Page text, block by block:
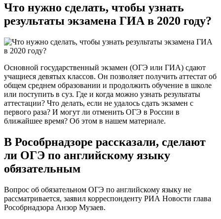
Что нужно сделать, чтобы узнать
результаты экзамена ГИА в 2020 году?
Основной государственный экзамен (ОГЭ или ГИА) сдают
учащиеся девятых классов. Он позволяет получить аттестат об
общем среднем образовании и продолжить обучение в школе
или поступить в суз. Где и когда можно узнать результаты
аттестации? Что делать, если не удалось сдать экзамен с
первого раза? И могут ли отменить ОГЭ в России в
ближайшее время? Об этом в нашем материале.
В Рособрнадзоре рассказали, сделают
ли ОГЭ по английскому языку
обязательным
Вопрос об обязательном ОГЭ по английскому языку не
рассматривается, заявил корреспонденту РИА Новости глава
Рособрнадзора Анзор Музаев.